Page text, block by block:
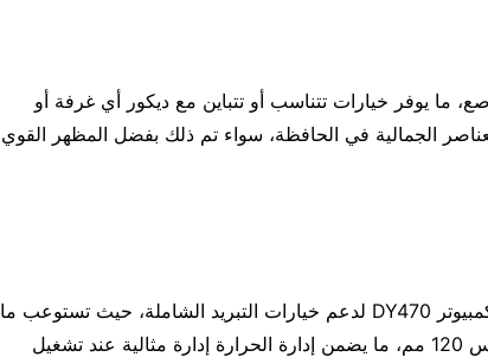
ما يوفر خيارات تتناسب أو تتباين مع ديكور أي غرفة أو
الجمالية في الحافظة، سواء تم ذلك بفضل المظهر القوي
إذا انتقلنا إلى الناحية العملية، فقد صُممت حافظة الكمبيوتر DY470 لدعم خيارات التبريد الشاملة، حيث تستوعب ما
يصل إلى مبردين قياس 360 مم أو عشر مراوح قياس 120 مم، ما يضمن إدارة الحرارة إدارة مثالية عند تشغيل